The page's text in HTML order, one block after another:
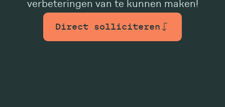
verbeteringen van te kunnen maken!
Direct solliciteren